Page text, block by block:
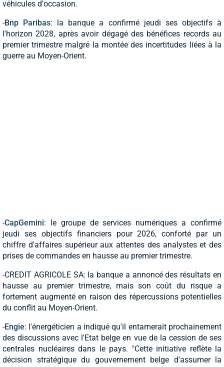
véhicules d'occasion.
-Bnp Paribas: la banque a confirmé jeudi ses objectifs à
l'horizon 2028, après avoir dégagé des bénéfices records au
premier trimestre malgré la montée des incertitudes liées à la
guerre au Moyen-Orient.
-CapGemini: le groupe de services numériques a confirmé
jeudi ses objectifs financiers pour 2026, conforté par un
chiffre d'affaires supérieur aux attentes des analystes et des
prises de commandes en hausse au premier trimestre.
-CREDIT AGRICOLE SA: la banque a annoncé des résultats en
hausse au premier trimestre, mais son coût du risque a
fortement augmenté en raison des répercussions potentielles
du conflit au Moyen-Orient.
-Engie: l'énergéticien a indiqué qu'il entamerait prochainement
des discussions avec l'Etat belge en vue de la cession de ses
centrales nucléaires dans le pays. "Cette initiative reflète la
décision stratégique du gouvernement belge d'assumer la